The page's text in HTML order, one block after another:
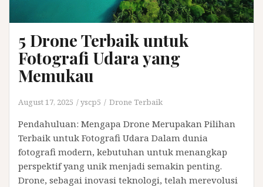
5 Drone Terbaik untuk
Fotografi Udara yang
Memukau
August 17, 2025 yscp5 Drone Terbaik
Pendahuluan: Mengapa Drone Merupakan Pilihan
Terbaik untuk Fotografi Udara Dalam dunia
fotografi modern, kebutuhan untuk menangkap
perspektif yang unik menjadi semakin penting.
Drone, sebagai inovasi teknologi, telah merevolusi